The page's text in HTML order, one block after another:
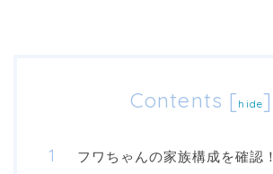
Contents [ hide]
フワちゃんの家族構成を確認！